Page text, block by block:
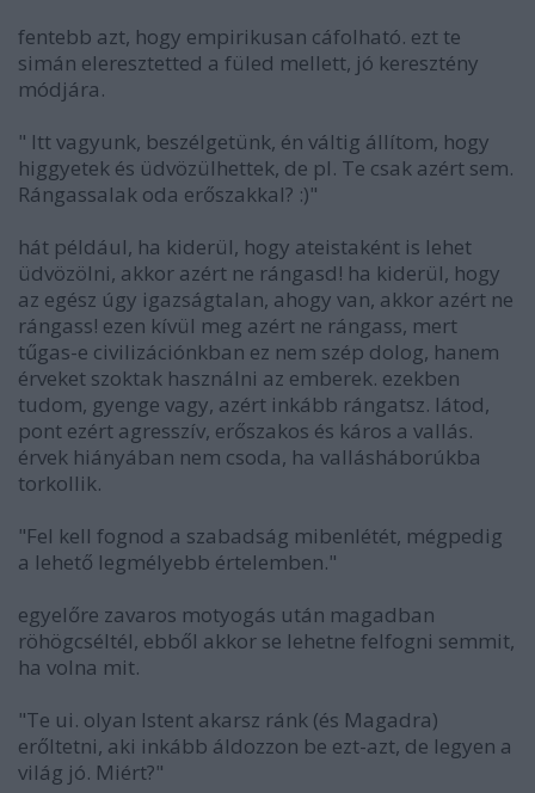
fentebb azt, hogy empirikusan cáfolható. ezt te
simán eleresztetted a füled mellett, jó keresztény
módjára.
" Itt vagyunk, beszélgetünk, én váltig állítom, hogy
higgyetek és üdvözülhettek, de pl. Te csak azért sem.
Rángassalak oda erőszakkal? :)"
hát például, ha kiderül, hogy ateistaként is lehet
üdvözölni, akkor azért ne rángasd! ha kiderül, hogy
az egész úgy igazságtalan, ahogy van, akkor azért ne
rángass! ezen kívül meg azért ne rángass, mert
tűgas-e civilizációnkban ez nem szép dolog, hanem
érveket szoktak használni az emberek. ezekben
tudom, gyenge vagy, azért inkább rángatsz. látod,
pont ezért agresszív, erőszakos és káros a vallás.
érvek hiányában nem csoda, ha vallásháborúkba
torkollik.
"Fel kell fognod a szabadság mibenlétét, mégpedig
a lehető legmélyebb értelemben."
egyelőre zavaros motyogás után magadban
röhögcséltél, ebből akkor se lehetne felfogni semmit,
ha volna mit.
"Te ui. olyan Istent akarsz ránk (és Magadra)
erőltetni, aki inkább áldozzon be ezt-azt, de legyen a
világ jó. Miért?"